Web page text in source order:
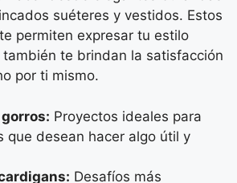
suéteres y vestidos. Estos
permiten expresar tu estilo
te brindan la satisfacción
por ti mismo.
Proyectos ideales para
que desean hacer algo útil y
Desafíos más